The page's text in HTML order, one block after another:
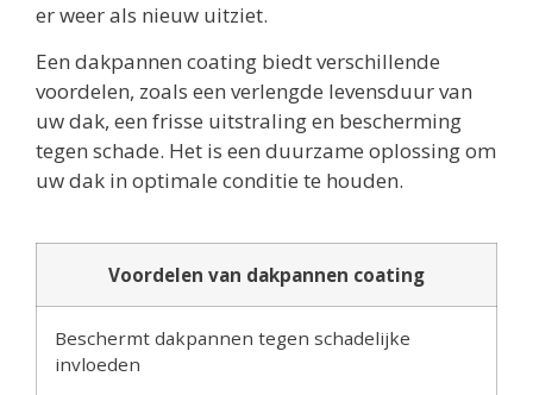
er weer als nieuw uitziet.
Een dakpannen coating biedt verschillende
voordelen, zoals een verlengde levensduur van
uw dak, een frisse uitstraling en bescherming
tegen schade. Het is een duurzame oplossing om
uw dak in optimale conditie te houden.
Voordelen van dakpannen coating
Beschermt dakpannen tegen schadelijke
invloeden